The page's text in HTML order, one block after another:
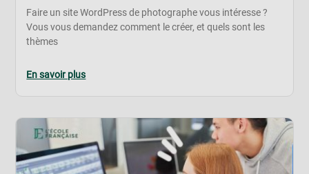
Faire un site WordPress de photographe vous intéresse ?
Vous vous demandez comment le créer, et quels sont les
thèmes
En savoir plus